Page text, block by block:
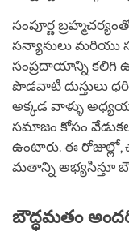
సంపూర్ణ
సన్యాసులు మరియు
సంప్రదాయాన్ని కలిగి
పొడవాటి దుస్తులు
అక్కడ వాళ్ళు
సమాజం కోసం
ఉంటారు. ఈ
మతాన్ని అభ్యసిస్తూ
బౌద్ధమతం